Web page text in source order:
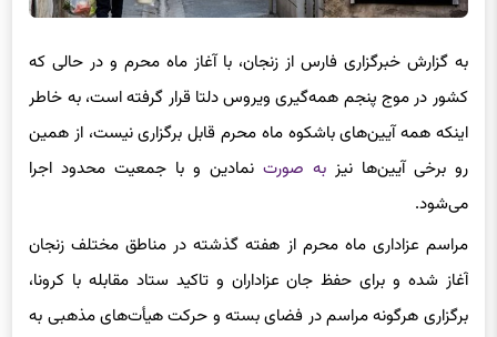
به گزارش خبرگزاری فارس از زنجان، با آغاز ماه محرم و در حالی که
کشور در موج پنجم همه‌گیری ویروس دلتا قرار گرفته است، به خاطر
اینکه همه آیین‌های باشکوه ماه محرم قابل برگزاری نیست، از همین
رو برخی آیین‌ها نیزبه صورت نمادین و با جمعیت محدود اجرا
می‌شود.
مراسم عزاداری ماه محرم از هفته گذشته در مناطق مختلف زنجان
آغاز شده و برای حفظ جان عزاداران و تاکید ستاد مقابله با کرونا،
برگزاری هرگونه مراسم در فضای بسته و حرکت هیأت‌های مذهبی به